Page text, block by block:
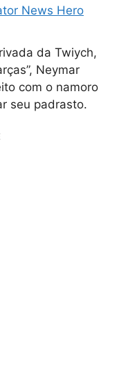
News Hero
da Twiych,
Neymar
com o namoro
seu padrasto.